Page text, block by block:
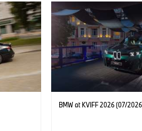
BMW at KVIFF 2026 (07/